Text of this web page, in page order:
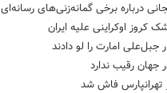
درباره برخی گمانه‌زنی‌های رسانه‌ای
کروز اوکراینی علیه ایران
جبل‌علی امارت را لو دادند
جهان رقیب ندارد